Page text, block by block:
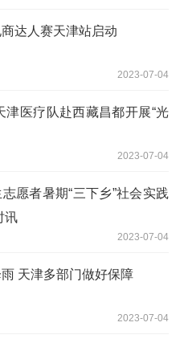
达人赛天津站启动
2023-07-04
津医疗队赴西藏昌都开展“光
2023-07-04
愿者暑期“三下乡”社会实践
讯
2023-07-04
天津多部门做好保障
2023-07-04